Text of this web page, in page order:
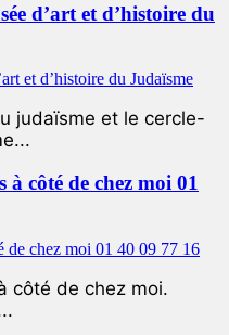
d’art et d’histoire du
judaïsme et le cercle-
côté de chez moi 01
côté de chez moi.